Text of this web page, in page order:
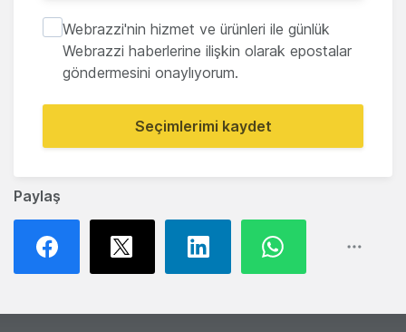
Paylaş
Webrazzi'nin hizmet ve ürünleri ile günlük
Webrazzi haberlerine ilişkin olarak epostalar
göndermesini onaylıyorum.
Seçimlerimi kaydet